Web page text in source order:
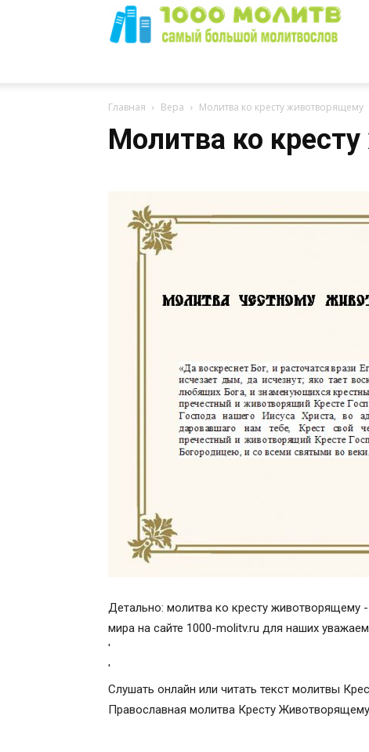
Главная Вера Молитва ко кресту животворящему
Молитва ко
Детально: молитва ко кресту животворящему
мира на сайте 1000-molitv.ru для наших
'
'
Слушать онлайн или читать текст молитвы
Православная молитва Кресту